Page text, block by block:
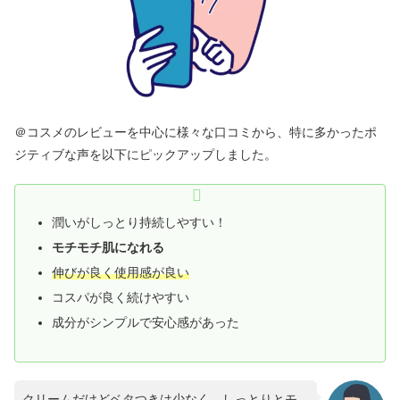
＠コスメのレビューを中心に様々な口コミから、特に多かったポ
ジティブな声を以下にピックアップしました。
潤いがしっとり持続しやすい！
モチモチ肌になれる
伸びが良く使用感が良い
コスパが良く続けやすい
成分がシンプルで安心感があった